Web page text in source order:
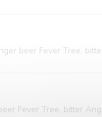
beer Fever Tree,
Fever Tree, bitter